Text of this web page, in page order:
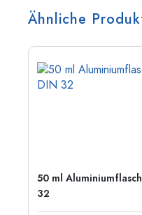
Ähnliche
50 ml
32